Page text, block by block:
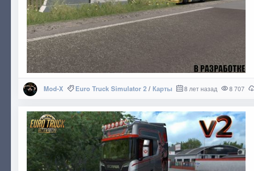
Mod-X Euro Truck Simulator 2/ Карты 8 лет назад 8 707